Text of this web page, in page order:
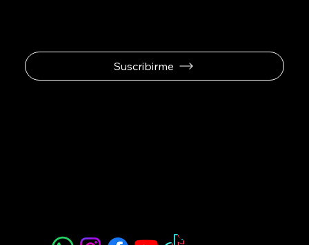
Suscribirme